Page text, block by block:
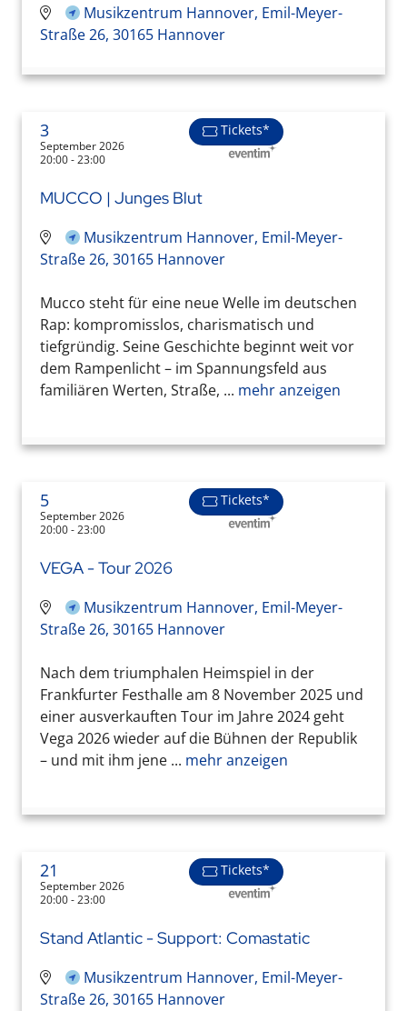
Musikzentrum Hannover, Emil-Meyer-
Straße 26, 30165 Hannover
3
September 2026
20:00 - 23:00
Tickets*
MUCCO | Junges Blut
Musikzentrum Hannover, Emil-Meyer-
Straße 26, 30165 Hannover
Mucco steht für eine neue Welle im deutschen
Rap: kompromisslos, charismatisch und
tiefgründig. Seine Geschichte beginnt weit vor
dem Rampenlicht – im Spannungsfeld aus
familiären Werten, Straße, ... mehr anzeigen
5
September 2026
20:00 - 23:00
Tickets*
VEGA - Tour 2026
Musikzentrum Hannover, Emil-Meyer-
Straße 26, 30165 Hannover
Nach dem triumphalen Heimspiel in der
Frankfurter Festhalle am 8 November 2025 und
einer ausverkauften Tour im Jahre 2024 geht
Vega 2026 wieder auf die Bühnen der Republik
– und mit ihm jene ... mehr anzeigen
21
September 2026
20:00 - 23:00
Tickets*
Stand Atlantic - Support: Comastatic
Musikzentrum Hannover, Emil-Meyer-
Straße 26, 30165 Hannover